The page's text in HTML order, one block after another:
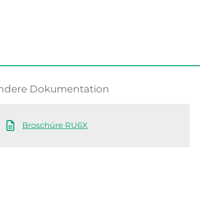
Dokumentation
Broschüre RU6X